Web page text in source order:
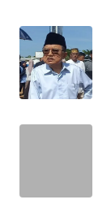
WN
KEPRI
WN
PAPUA